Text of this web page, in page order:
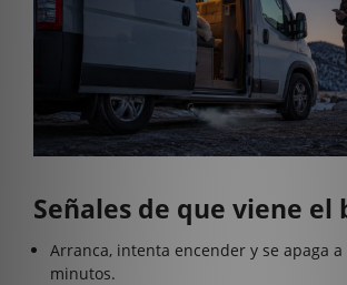
Señales de que viene el
Arranca, intenta encender y se apaga a
minutos.